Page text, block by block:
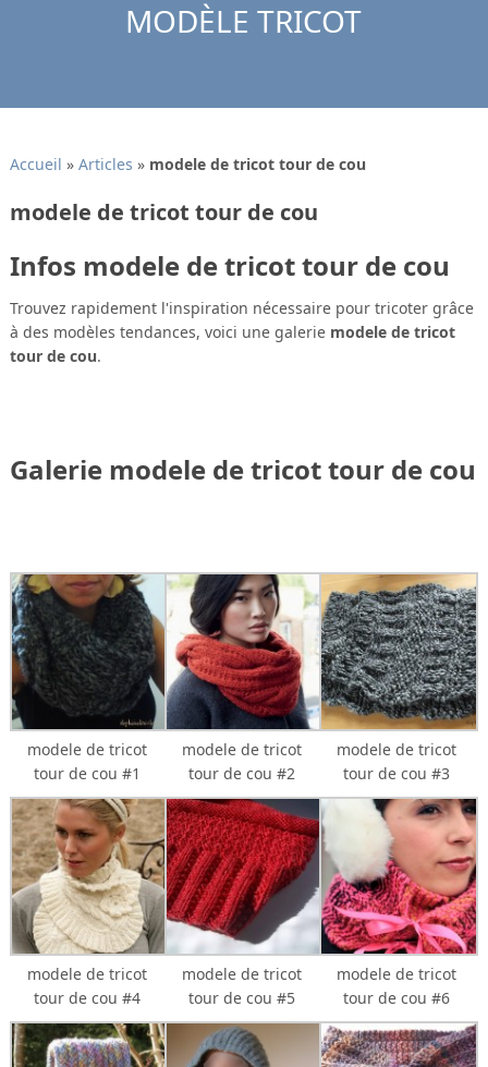
MODÈLE TRICOT
Accueil » Articles » modele de tricot tour de cou
modele de tricot tour de cou
Infos modele de tricot tour de cou
Trouvez rapidement l'inspiration nécessaire pour tricoter grâce
à des modèles tendances, voici une galerie modele de tricot
tour de cou.
Galerie modele de tricot tour de cou
modele de tricot
tour de cou #1
modele de tricot
tour de cou #2
modele de tricot
tour de cou #3
modele de tricot
tour de cou #4
modele de tricot
tour de cou #5
modele de tricot
tour de cou #6